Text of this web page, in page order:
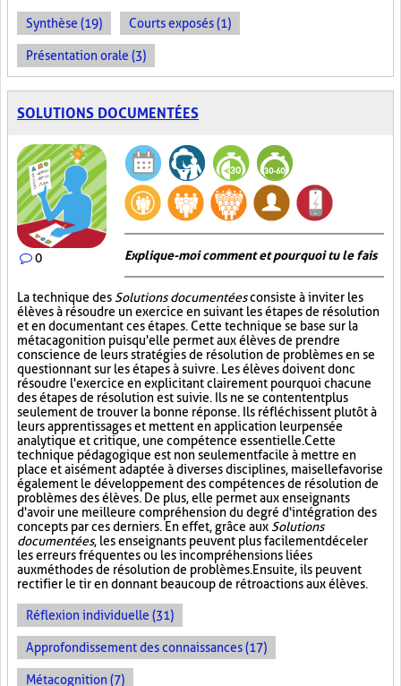
Synthèse (19) Courts exposés (1)
Présentation orale (3)
SOLUTIONS DOCUMENTÉES
0 Explique-moi comment et pourquoi tu le fais
La technique des Solutions documentéesconsiste à inviter les
élèves à résoudre un exercice en suivant les étapes de résolution
et en documentant ces étapes. Cette technique se base sur la
métacagonition puisqu'elle permet aux élèves de prendre
conscience de leurs stratégies de résolution de problèmes en se
questionnant sur les étapes à suivre. Les élèves doivent donc
résoudre l'exercice en explicitant clairement pourquoi chacune
des étapes de résolution est suivie. Ils ne se contentent plus
seulement de trouver la bonne réponse. Ils réfléchissent plutôt à
leurs apprentissages et mettent en application leur pensée
analytique et critique, une compétence essentielle. Cette
technique pédagogique est non seulement facile à mettre en
place et aisément adaptée à diverses disciplines, mais elle favorise
également le développement des compétences de résolution de
problèmes des élèves. De plus, elle permet aux enseignants
d'avoir une meilleure compréhension du degré d'intégration des
concepts par ces derniers. En effet, grâce aux Solutions
documentées, les enseignants peuvent plus facilement déceler
les erreurs fréquentes ou les incompréhensions liées
aux méthodes de résolution de problèmes. Ensuite, ils peuvent
rectifier le tir en donnant beaucoup de rétroactions aux élèves.
Réflexion individuelle (31)
Approfondissement des connaissances (17)
Métacognition (7)